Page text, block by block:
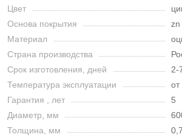
Цвет
Основа покрытия
zn
Материал
Страна производства
Срок изготовления, дней
2-
Температура эксплуатации
от
Гарантия , лет
5
Диаметр, мм
Толщина, мм
0,7